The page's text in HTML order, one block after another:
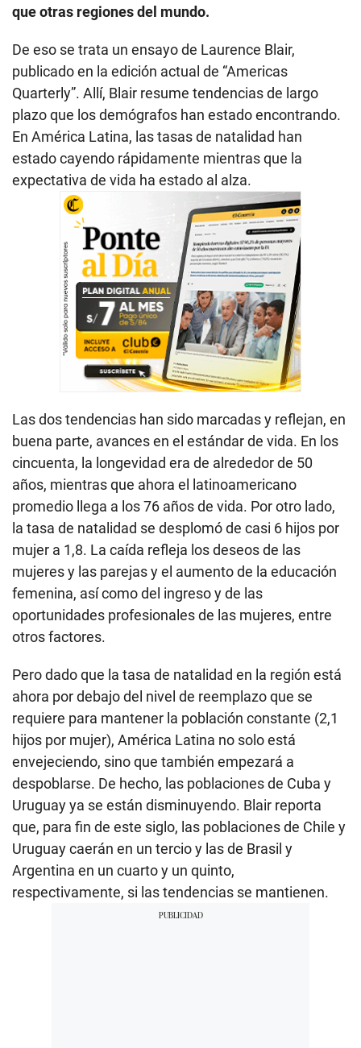
que otras regiones del mundo.
De eso se trata un ensayo de Laurence Blair,
publicado en la edición actual de “Americas
Quarterly”. Allí, Blair resume tendencias de largo
plazo que los demógrafos han estado encontrando.
En América Latina, las tasas de natalidad han
estado cayendo rápidamente mientras que la
expectativa de vida ha estado al alza.
Las dos tendencias han sido marcadas y reflejan, en
buena parte, avances en el estándar de vida. En los
cincuenta, la longevidad era de alrededor de 50
años, mientras que ahora el latinoamericano
promedio llega a los 76 años de vida. Por otro lado,
la tasa de natalidad se desplomó de casi 6 hijos por
mujer a 1,8. La caída refleja los deseos de las
mujeres y las parejas y el aumento de la educación
femenina, así como del ingreso y de las
oportunidades profesionales de las mujeres, entre
otros factores.
Pero dado que la tasa de natalidad en la región está
ahora por debajo del nivel de reemplazo que se
requiere para mantener la población constante (2,1
hijos por mujer), América Latina no solo está
envejeciendo, sino que también empezará a
despoblarse. De hecho, las poblaciones de Cuba y
Uruguay ya se están disminuyendo. Blair reporta
que, para fin de este siglo, las poblaciones de Chile y
Uruguay caerán en un tercio y las de Brasil y
Argentina en un cuarto y un quinto,
respectivamente, si las tendencias se mantienen.